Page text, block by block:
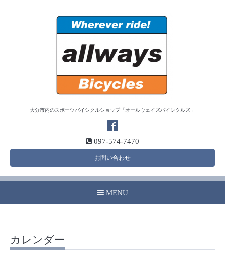
大分市内のスポーツバイシクルショップ「オールウェイズバイシクルズ」
097-574-7470
お問い合わせ
MENU
カレンダー